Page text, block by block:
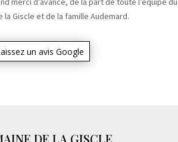
la Giscle et de la famille Audemard.
un avis Google
DE LA GISCLE